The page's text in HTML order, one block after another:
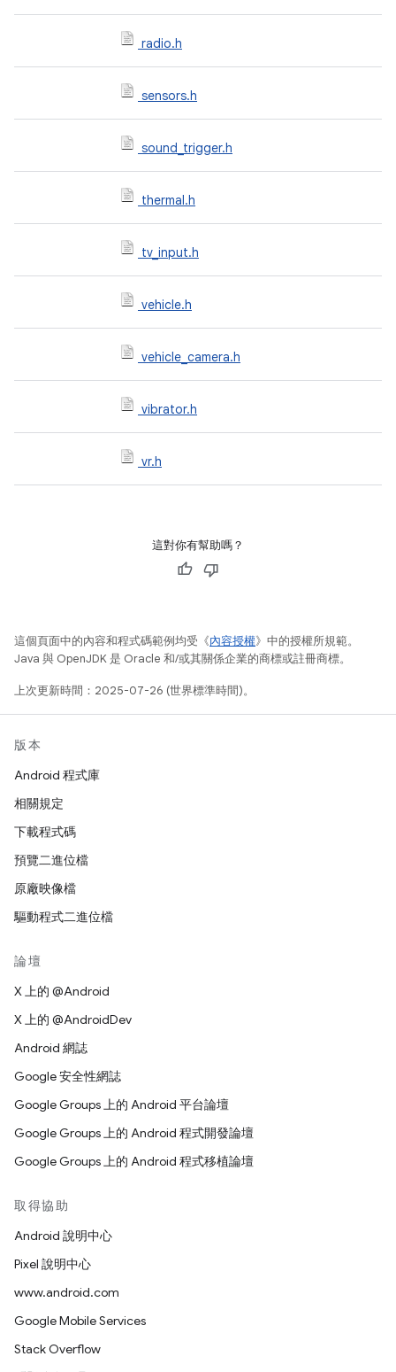
radio.h
sensors.h
sound_trigger.h
thermal.h
tv_input.h
vehicle.h
vehicle_camera.h
vibrator.h
vr.h
這對你有幫助嗎？
這個頁面中的內容和程式碼範例均受《內容授權》中的授權所規範。
Java 與 OpenJDK 是 Oracle 和/或其關係企業的商標或註冊商標。
上次更新時間：2025-07-26 (世界標準時間)。
版本
Android 程式庫
相關規定
下載程式碼
預覽二進位檔
原廠映像檔
驅動程式二進位檔
論壇
X 上的 @Android
X 上的 @AndroidDev
Android 網誌
Google 安全性網誌
Google Groups 上的 Android 平台論壇
Google Groups 上的 Android 程式開發論壇
Google Groups 上的 Android 程式移植論壇
取得協助
Android 說明中心
Pixel 說明中心
www.android.com
Google Mobile Services
Stack Overflow